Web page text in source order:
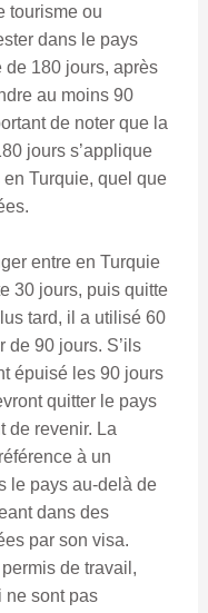
tourisme ou
dans le pays
de 180 jours, après
au moins 90
de noter que la
jours s’applique
Turquie, quel que
entre en Turquie
30 jours, puis quitte
tard, il a utilisé 60
de 90 jours. S’ils
épuisé les 90 jours
quitter le pays
de revenir. La
à un
le pays au-delà de
dans des
par son visa.
de travail,
ne sont pas